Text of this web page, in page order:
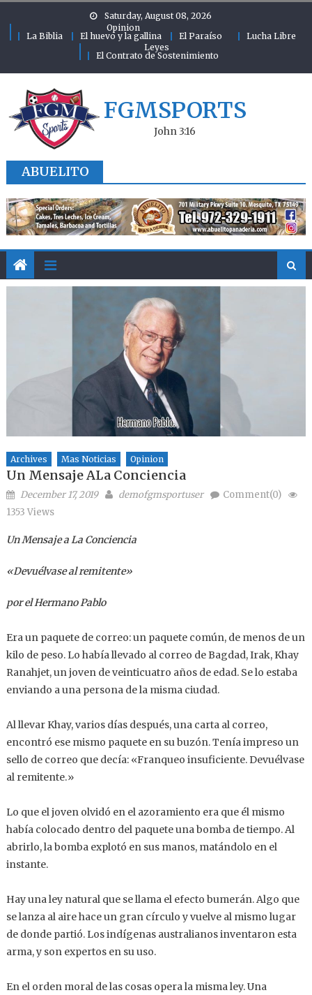
Saturday, August 08, 2026
Opinion
La Biblia
El huevo y la gallina El Paraíso
Lucha Libre
Leyes
El Contrato de Sostenimiento
FGMSPORTS
John 3:16
ABUELITO
Archives Mas Noticias Opinion
Un Mensaje ALa Conciencia
Posted on
December 17, 2019 Author
demofgmsportuser
Comment(0)
1353 Views
Un Mensaje a La Conciencia
«Devuélvase al remitente»
por el Hermano Pablo
Era un paquete de correo: un paquete común, de menos de un
kilo de peso. Lo había llevado al correo de Bagdad, Irak, Khay
Ranahjet, un joven de veinticuatro años de edad. Se lo estaba
enviando a una persona de la misma ciudad.
Al llevar Khay, varios días después, una carta al correo,
encontró ese mismo paquete en su buzón. Tenía impreso un
sello de correo que decía: «Franqueo insuficiente. Devuélvase
al remitente.»
Lo que el joven olvidó en el azoramiento era que él mismo
había colocado dentro del paquete una bomba de tiempo. Al
abrirlo, la bomba explotó en sus manos, matándolo en el
instante.
Hay una ley natural que se llama el efecto bumerán. Algo que
se lanza al aire hace un gran círculo y vuelve al mismo lugar
de donde partió. Los indígenas australianos inventaron esta
arma, y son expertos en su uso.
En el orden moral de las cosas opera la misma ley. Una